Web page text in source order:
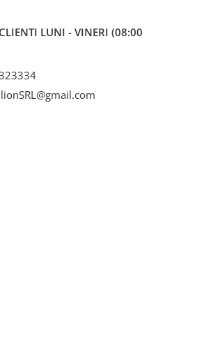
LUNI - VINERI (08:00